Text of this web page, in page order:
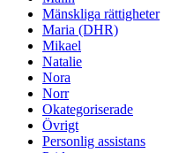
Mänskliga rättigheter
Maria (DHR)
Mikael
Natalie
Nora
Norr
Okategoriserade
Övrigt
Personlig assistans